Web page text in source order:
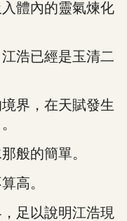
體內的靈氣煉化
浩已經是玉清二
界，在天賦發生
般的簡單。
高。
足以說明江浩現